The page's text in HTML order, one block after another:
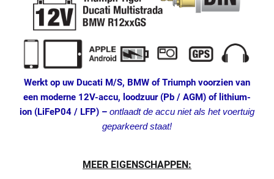
Werkt op uw Ducati M/S, BMW of Triumph voorzien van
een moderne 12V-accu, loodzuur (Pb / AGM) of lithium-
ion (LiFeP04 / LFP) – ontlaadt de accu niet als het voertuig
geparkeerd staat!
MEER EIGENSCHAPPEN: